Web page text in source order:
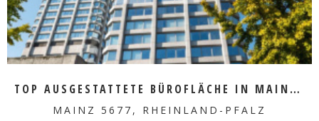
TOP AUSGESTATTETE BÜROFLÄCHE IN MAINZ ZU VERMIETEN
MAINZ 5677, RHEINLAND-PFALZ